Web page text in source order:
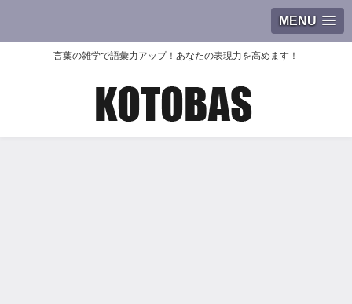
MENU
言葉の雑学で語彙力アップ！あなたの表現力を高めます！